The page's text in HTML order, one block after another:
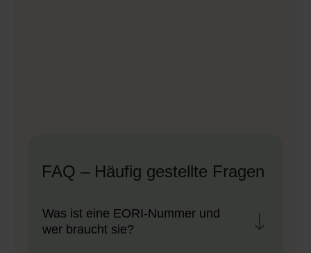
FAQ – Häufig gestellte Fragen
Was ist eine EORI-Nummer und
wer braucht sie?